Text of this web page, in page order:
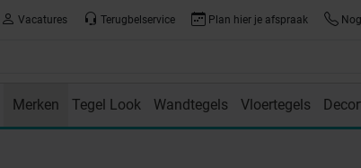
Vacatures Terugbelservice Plan hier je afspraak Nog
Merken Tegel Look Wandtegels Vloertegels